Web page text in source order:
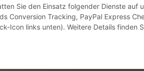
Sie den Einsatz folgender Dienste auf
Conversion Tracking, PayPal Express
Icon links unten). Weitere Details finden
Kundenservice. Abbildungen der Artikel